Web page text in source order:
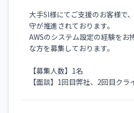
大手SI様にてご支援のお客様で
守が推進されております。
AWSのシステム設定の経験をお
な方を募集しております。
【募集人数】1名
【面談】1回目弊社、2回目クラ